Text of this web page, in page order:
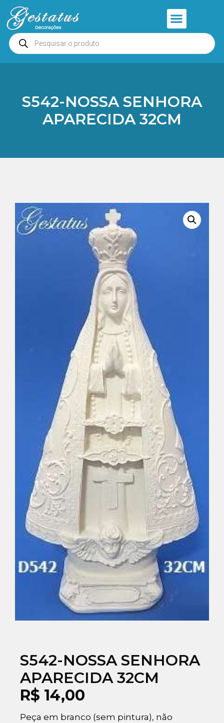
S542-NOSSA SENHORA
APARECIDA 32CM
S542-NOSSA SENHORA
APARECIDA 32CM
R$ 14,00
Peça em branco (sem pintura), não